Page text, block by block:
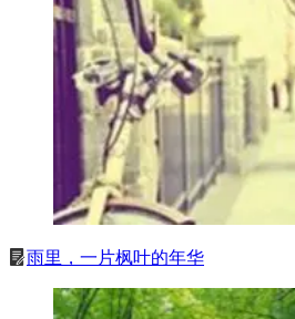
雨里，一片枫叶的年华